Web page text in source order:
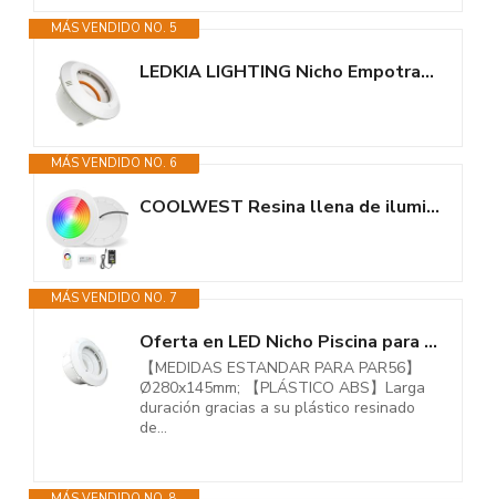
MÁS VENDIDO NO. 5
LEDKIA LIGHTING Nicho Empotrable para Piscinas de Poliéster Blanco
MÁS VENDIDO NO. 6
COOLWEST Resina llena de iluminación para piscina LED 32 W RGB,...
MÁS VENDIDO NO. 7
Oferta en LED Nicho Piscina para Bombilla PAR56 - Incluye Embellecedor,...
【MEDIDAS ESTANDAR PARA PAR56】
Ø280x145mm; 【PLÁSTICO ABS】Larga
duración gracias a su plástico resinado
de...